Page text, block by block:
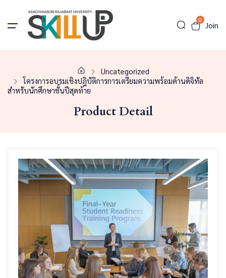
0
Join
Uncategorized
โครงการอบรมเชิงปฎิบัติการการเตรียมความพร้อมด้านดิจิทัล
สำหรับนักศึกษาชั้นปีสุดท้าย
Product Detail